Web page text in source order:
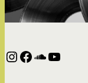
Instagram
Facebook